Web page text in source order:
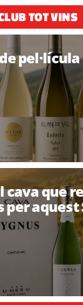
TOT VINS
pel·lícula
cava que
per aquest